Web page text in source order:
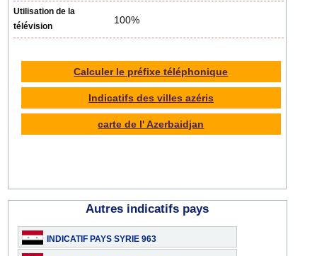
Utilisation de la
télévision
100%
Calculer le préfixe téléphonique
Indicatifs des villes azéris
carte de l' Azerbaidjan
Autres indicatifs pays
INDICATIF PAYS SYRIE 963